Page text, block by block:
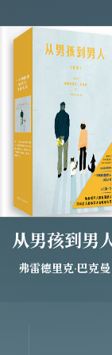
从男孩到男
弗雷德里克·巴克曼